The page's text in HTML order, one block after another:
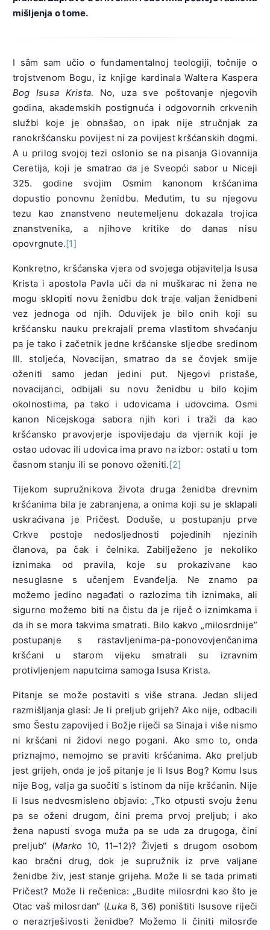
mišljenja o tome.
I sȃm sam učio o fundamentalnoj teologiji, točnije o
trojstvenom Bogu, iz knjige kardinala Waltera Kaspera
Bog Isusa Krista. No, uza sve poštovanje njegovih
godina, akademskih postignuća i odgovornih crkvenih
službi koje je obnašao, on ipak nije stručnjak za
ranokršćansku povijest ni za povijest kršćanskih dogmi.
A u prilog svojoj tezi oslonio se na pisanja Giovannija
Ceretija, koji je smatrao da je Sveopći sabor u Niceji
325. godine svojim Osmim kanonom kršćanima
dopustio ponovnu ženidbu. Međutim, tu su njegovu
tezu kao znanstveno neutemeljenu dokazala trojica
znanstvenika, a njihove kritike do danas nisu
opovrgnute.[1]
Konkretno, kršćanska vjera od svojega objavitelja Isusa
Krista i apostola Pavla uči da ni muškarac ni žena ne
mogu sklopiti novu ženidbu dok traje valjan ženidbeni
vez jednoga od njih. Oduvijek je bilo onih koji su
kršćansku nauku prekrajali prema vlastitom shvaćanju
pa je tako i začetnik jedne kršćanske sljedbe sredinom
III. stoljeća, Novacijan, smatrao da se čovjek smije
oženiti samo jedan jedini put. Njegovi pristaše,
novacijanci, odbijali su novu ženidbu u bilo kojim
okolnostima, pa tako i udovicama i udovcima. Osmi
kanon Nicejskoga sabora njih kori i traži da kao
kršćansko pravovjerje ispovijedaju da vjernik koji je
ostao udovac ili udovica ima pravo na izbor: ostati u tom
časnom stanju ili se ponovo oženiti.[2]
Tijekom supružnikova života druga ženidba drevnim
kršćanima bila je zabranjena, a onima koji su je sklapali
uskraćivana je Pričest. Doduše, u postupanju prve
Crkve postoje nedosljednosti pojedinih njezinih
članova, pa čak i čelnika. Zabilježeno je nekoliko
iznimaka od pravila, koje su prokazivane kao
nesuglasne s učenjem Evanđelja. Ne znamo pa
možemo jedino nagađati o razlozima tih iznimaka, ali
sigurno možemo biti na čistu da je riječ o iznimkama i
da ih se mora takvima smatrati. Bilo kakvo „milosrdnije”
postupanje s rastavljenima-pa-ponovovjenčanima
kršćani u starom vijeku smatrali su izravnim
protivljenjem naputcima samoga Isusa Krista.
Pitanje se može postaviti s više strana. Jedan slijed
razmišljanja glasi: Je li preljub grijeh? Ako nije, odbacili
smo Šestu zapovijed i Božje riječi sa Sinaja i više nismo
ni kršćani ni židovi nego pogani. Ako smo to, onda
priznajmo, nemojmo se praviti kršćanima. Ako preljub
jest grijeh, onda je još pitanje je li Isus Bog? Komu Isus
nije Bog, valja ga suočiti s istinom da nije kršćanin. Nije
li Isus nedvosmisleno objavio: „Tko otpusti svoju ženu
pa se oženi drugom, čini prema prvoj preljub; i ako
žena napusti svoga muža pa se uda za drugoga, čini
preljub“ (Marko 10, 11–12)? Živjeti s drugom osobom
kao bračni drug, dok je supružnik iz prve valjane
ženidbe živ, jest stanje grijeha. Može li se tada primati
Pričest? Može li rečenica: „Budite milosrdni kao što je
Otac vaš milosrdan“ (Luka6, 36) poništiti Isusove riječi
o nerazrješivosti ženidbe? Možemo li činiti milosrđe